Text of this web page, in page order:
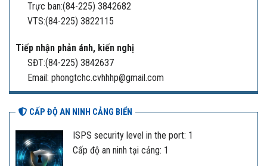
Trực ban:(84-225) 3842682
VTS:(84-225) 3822115
Tiếp nhận phản ánh, kiến nghị
SĐT:(84-225) 3842637
Email: phongtchc.cvhhhp@gmail.com
CẤP ĐỘ AN NINH CẢNG BIỂN
ISPS security level in the port: 1
Cấp độ an ninh tại cảng: 1